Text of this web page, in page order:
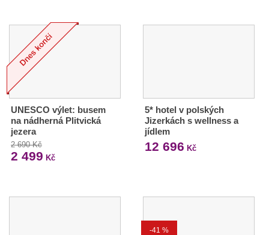
UNESCO výlet: busem
na nádherná Plitvická
jezera
2 690 Kč
2 499 Kč
5* hotel v polských
Jizerkách s wellness a
jídlem
12 696 Kč
-41 %